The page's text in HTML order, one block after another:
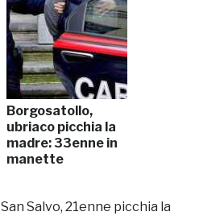
Borgosatollo,
ubriaco picchia la
madre: 33enne in
manette
San Salvo, 21enne picchia la